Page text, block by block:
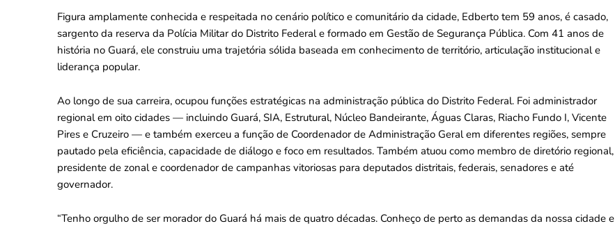
Figura amplamente conhecida e respeitada no cenário político e comunitário da cidade, Edberto tem 59 anos, é casado,
sargento da reserva da Polícia Militar do Distrito Federal e formado em Gestão de Segurança Pública. Com 41 anos de
história no Guará, ele construiu uma trajetória sólida baseada em conhecimento de território, articulação institucional e
liderança popular.
Ao longo de sua carreira, ocupou funções estratégicas na administração pública do Distrito Federal. Foi administrador
regional em oito cidades — incluindo Guará, SIA, Estrutural, Núcleo Bandeirante, Águas Claras, Riacho Fundo I, Vicente
Pires e Cruzeiro — e também exerceu a função de Coordenador de Administração Geral em diferentes regiões, sempre
pautado pela eficiência, capacidade de diálogo e foco em resultados. Também atuou como membro de diretório regional,
presidente de zonal e coordenador de campanhas vitoriosas para deputados distritais, federais, senadores e até
governador.
“Tenho orgulho de ser morador do Guará há mais de quatro décadas. Conheço de perto as demandas da nossa cidade e